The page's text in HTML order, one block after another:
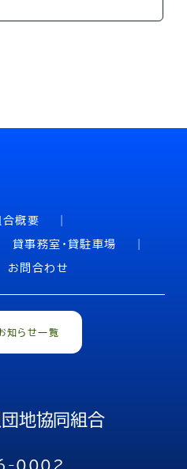
合概要
貸事務室・貸駐車場
お問合わせ
知らせ一覧
地協同組合
0002